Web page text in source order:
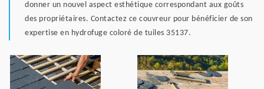
donner un nouvel aspect esthétique correspondant aux goûts
des propriétaires. Contactez ce couvreur pour bénéficier de son
expertise en hydrofuge coloré de tuiles 35137.